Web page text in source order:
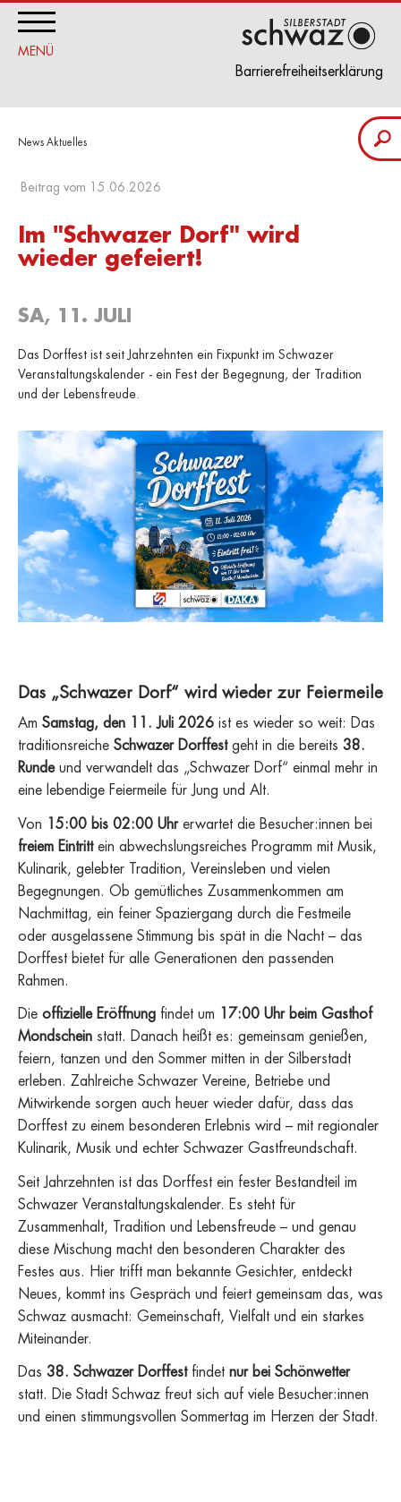
MENÜ
Barrierefreiheitserklärung
News Aktuelles
Beitrag vom 15.06.2026
Im "Schwazer Dorf" wird
wieder gefeiert!
SA, 11. JULI
Das Dorffest ist seit Jahrzehnten ein Fixpunkt im Schwazer
Veranstaltungskalender - ein Fest der Begegnung, der Tradition
und der Lebensfreude.
Das „Schwazer Dorf“ wird wieder zur Feiermeile
Am Samstag, den 11. Juli 2026 ist es wieder so weit: Das
traditionsreiche Schwazer Dorffestgeht in die bereits 38.
Rundeund verwandelt das „Schwazer Dorf“ einmal mehr in
eine lebendige Feiermeile für Jung und Alt.
Von 15:00 bis 02:00 Uhrerwartet die Besucher:innen bei
freiem Eintrittein abwechslungsreiches Programm mit Musik,
Kulinarik, gelebter Tradition, Vereinsleben und vielen
Begegnungen. Ob gemütliches Zusammenkommen am
Nachmittag, ein feiner Spaziergang durch die Festmeile
oder ausgelassene Stimmung bis spät in die Nacht – das
Dorffest bietet für alle Generationen den passenden
Rahmen.
Die offizielle Eröffnung findet um
17:00 Uhr beim Gasthof
Mondschein statt. Danach heißt es: gemeinsam genießen,
feiern, tanzen und den Sommer mitten in der Silberstadt
erleben. Zahlreiche Schwazer Vereine, Betriebe und
Mitwirkende sorgen auch heuer wieder dafür, dass das
Dorffest zu einem besonderen Erlebnis wird – mit regionaler
Kulinarik, Musik und echter Schwazer Gastfreundschaft.
Seit Jahrzehnten ist das Dorffest ein fester Bestandteil im
Schwazer Veranstaltungskalender. Es steht für
Zusammenhalt, Tradition und Lebensfreude – und genau
diese Mischung macht den besonderen Charakter des
Festes aus. Hier trifft man bekannte Gesichter, entdeckt
Neues, kommt ins Gespräch und feiert gemeinsam das, was
Schwaz ausmacht: Gemeinschaft, Vielfalt und ein starkes
Miteinander.
Das 38. Schwazer Dorffestfindet nur bei Schönwetter
statt. Die Stadt Schwaz freut sich auf viele Besucher:innen
und einen stimmungsvollen Sommertag im Herzen der Stadt.